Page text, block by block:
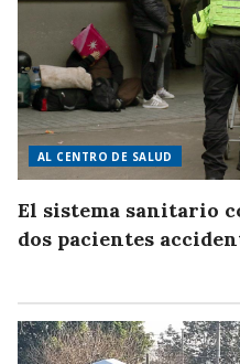
AL CENTRO DE SALUD
El sistema sanitario
dos pacientes